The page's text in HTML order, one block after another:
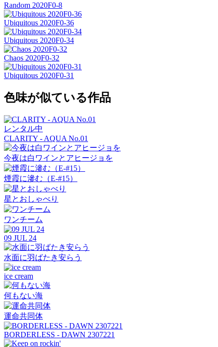
Random 2020F0-8
Ubiquitous 2020F0-36
Ubiquitous 2020F0-34
Chaos 2020F0-32
Ubiquitous 2020F0-31
色味が似ている作品
レンタル中
CLARITY - AQUA No.01
今夜は白ワインとアヒージョを
煙霞に滲む（E-#15）
星とおしゃべり
ワンチーム
09 JUL 24
水面に羽ばたき安らう
ice cream
何もない海
運命共同体
BORDERLESS - DAWN 2307221